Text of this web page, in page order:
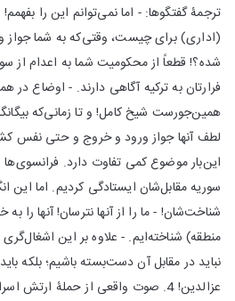
ترجمۀ گفتگوها: - اما نمی‌توانم این را
(اداری) برای چیست، وقتی‌که به شما جواز
شده؟! قطعاً از محکومیت شما به اعدام از
فرارتان به ترکیه آگاهی دارند. - اوضاع
همین‌جورست شیخ کامل! و تا زمانی‌که
لطف آنها جواز ورود و خروج و حتی نفس
این‌بار موضوع کمی تفاوت دارد. فرانسوی‌ها
سوریه مقابل‌شان ایستادگی کردیم. اما این
شناخت‌شان! - ما را از آنها نترسان! آنها را
منطقه) شناخته‌ایم. - علاوه بر این
نباید در مقابل آن دست‌بسته باشیم؛ بلکه
عزالدین! 4. صوت واقعی از حملۀ